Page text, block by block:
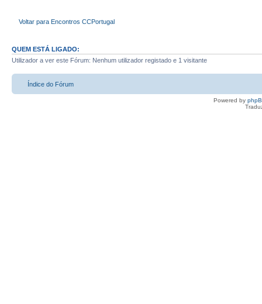
Voltar para Encontros CCPortugal
QUEM ESTÁ LIGADO:
Utilizador a ver este Fórum: Nenhum utilizador registado e 1 visitante
Índice do Fórum
Powered by